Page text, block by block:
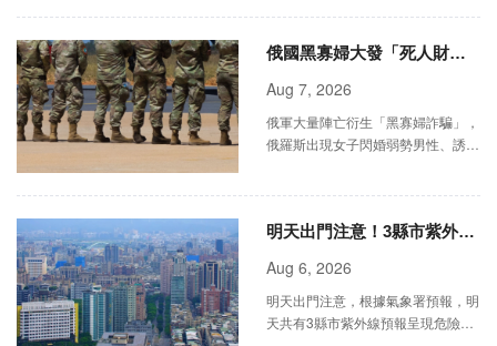
俄國黑寡婦大發「死人財」
騙弱勢男性上前線
Aug 7, 2026
俄軍大量陣亡衍生「黑寡婦詐騙」，
俄羅斯出現女子閃婚弱勢男性、誘導
明天出門注意！3縣市紫外線
達「危險級」
Aug 6, 2026
明天出門注意，根據氣象署預報，明
天共有3縣市紫外線預報呈現危險